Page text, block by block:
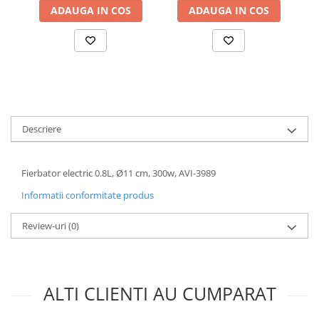
Accesorii baterii sanitare
Accesorii chiuvete
Sisteme filtrare instalatii
Sonerii electrice
Gradina - Gradinarit
Accesorii fierastraie cu lant
Accesorii fierastraie electrice
Accesorii irigare
Articole antidaunatori gradina
ADAUGA IN COS ADAUGA IN COS
Descriere
Fierbator electric 0.8L, Ø11 cm, 300w, AVI-3989
Informatii conformitate produs
Review-uri(0)
ALTI CLIENTI AU CUMPARAT